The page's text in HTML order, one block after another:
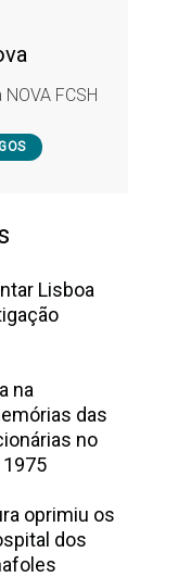
FCSH
Lisboa
na
das
no
1975
oprimiu os
dos